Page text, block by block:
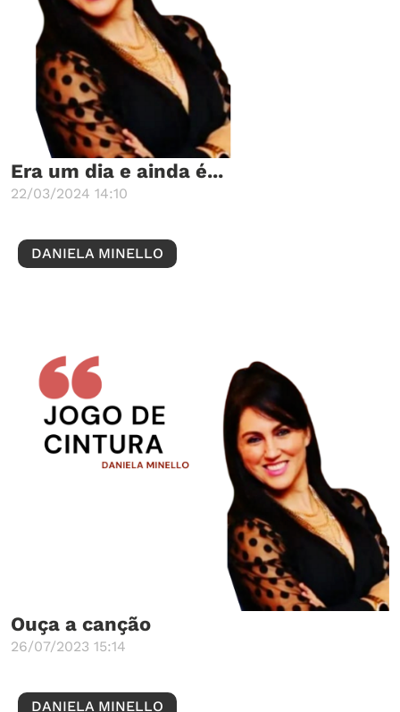
Era um dia e ainda é...
22/03/2024 14:10
DANIELA MINELLO
Ouça a canção
26/07/2023 15:14
DANIELA MINELLO